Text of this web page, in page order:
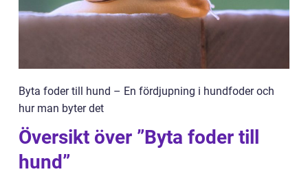
Byta foder till hund – En fördjupning i hundfoder och
hur man byter det
Översikt över ”Byta foder till
hund”